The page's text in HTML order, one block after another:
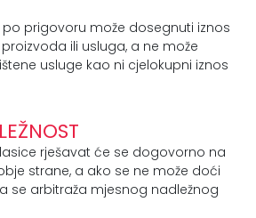
prigovoru može dosegnuti iznos
ili usluga, a ne može
usluge kao ni cjelokupni iznos
rješavat će se dogovorno na
strane, a ako se ne može doći
se arbitraža mjesnog nadležnog